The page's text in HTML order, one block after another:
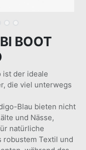
BOOT
ist der ideale
die viel unterwegs
Blau bieten nicht
und Nässe,
natürliche
robustem Textil und